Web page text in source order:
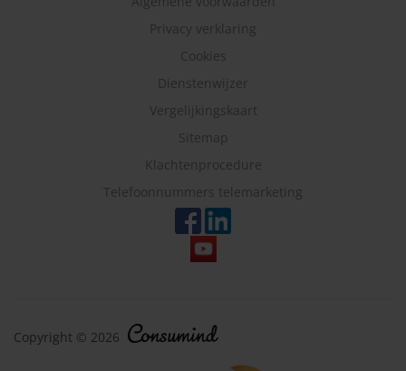
Privacy verklaring
Cookies
Dienstenwijzer
Vergelijkingskaart
Sitemap
Klachtenprocedure
Telefoonnummers telemarketing
Copyright © 2026